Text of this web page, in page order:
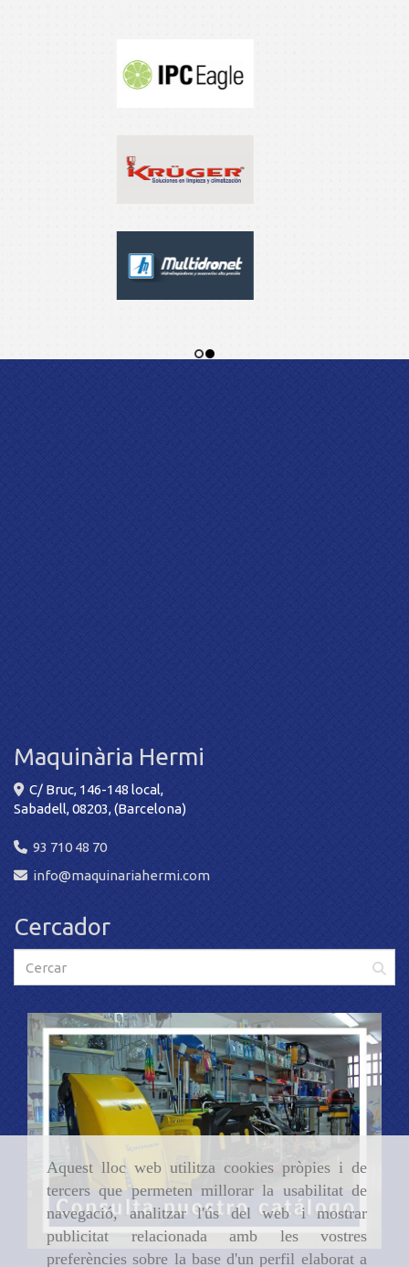
Aquest lloc web utilitza cookies pròpies i de
tercers que permeten millorar la usabilitat de
navegació, analitzar l'ús del web i mostrar
publicitat relacionada amb les vostres
preferències sobre la base d'un perfil elaborat a
Maquinària Hermi
C/ Bruc, 146-148 local,
Sabadell ,08203 ,(Barcelona)
93 710 48 70
info
maquinariahermi.com
Cercador
Avís Legal